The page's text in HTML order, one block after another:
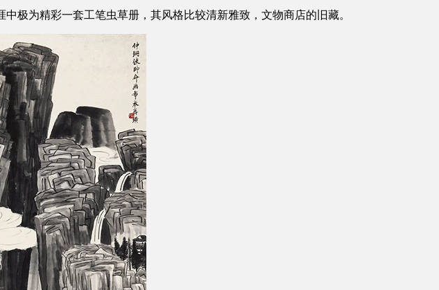
为精彩一套工笔虫草册，其风格比较清新雅致，文物商店的旧藏。